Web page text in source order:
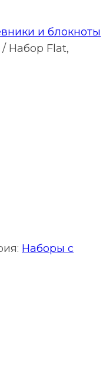
и блокноты
/ Набор Flat,
Наборы с